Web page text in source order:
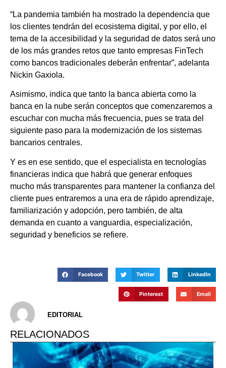
“La pandemia también ha mostrado la dependencia que
los clientes tendrán del ecosistema digital, y por ello, el
tema de la accesibilidad y la seguridad de datos será uno
de los más grandes retos que tanto empresas FinTech
como bancos tradicionales deberán enfrentar”, adelanta
Nickin Gaxiola.
Asimismo, indica que tanto la banca abierta como la
banca en la nube serán conceptos que comenzaremos a
escuchar con mucha más frecuencia, pues se trata del
siguiente paso para la modernización de los sistemas
bancarios centrales.
Y es en ese sentido, que el especialista en tecnologías
financieras indica que habrá que generar enfoques
mucho más transparentes para mantener la confianza del
cliente pues entraremos a una era de rápido aprendizaje,
familiarización y adopción, pero también, de alta
demanda en cuanto a vanguardia, especialización,
seguridad y beneficios se refiere.
Facebook Twitter LinkedIn
Pinterest Email
EDITORIAL
RELACIONADOS